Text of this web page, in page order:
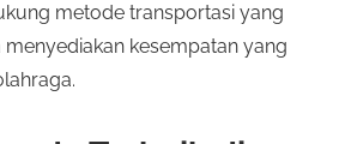
metode transportasi yang
menyediakan kesempatan yang